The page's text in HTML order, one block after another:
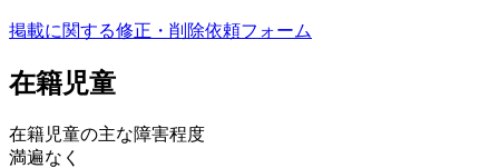
掲載に関する修正・削除依頼フォーム
在籍児童
在籍児童の主な障害程度
満遍なく